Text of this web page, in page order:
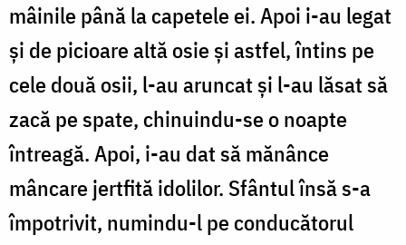
mâinile până la capetele ei. Apoi i-au legat
şi de picioare altă osie şi astfel, întins pe
cele două osii, l-au aruncat şi l-au lăsat să
zacă pe spate, chinuindu-se o noapte
întreagă. Apoi, i-au dat să mănânce
mâncare jertfită idolilor. Sfântul însă s-a
împotrivit, numindu-l pe conducătorul